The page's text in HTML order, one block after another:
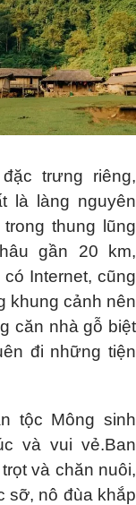
trưng riêng,
là làng nguyên
thung lũng
gần 20 km,
Internet, cũng
khung cảnh nên
căn nhà gỗ biệt
đi những tiện
tộc Mông sinh
và vui vẻ.Ban
và chăn nuôi,
sỡ, nô đùa khắp